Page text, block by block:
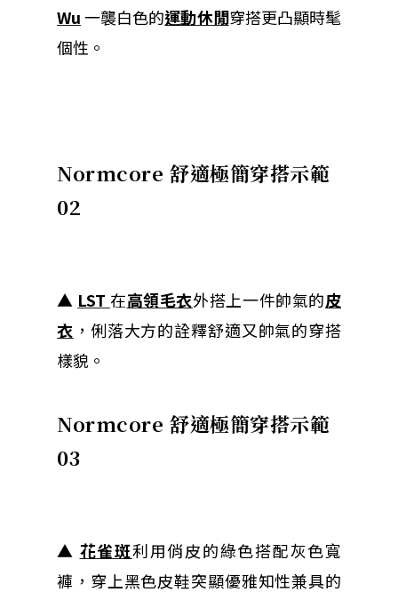
Wu一襲白色的運動休閒穿搭更凸顯時髦
個性。
Normcore 舒適極簡穿搭示範
02
▲ LST 在高領毛衣外搭上一件帥氣的皮
衣 ，俐落大方的詮釋舒適又帥氣的穿搭
樣貌。
Normcore 舒適極簡穿搭示範
03
▲ 花雀斑利用俏皮的綠色搭配灰色寬
褲，穿上黑色皮鞋突顯優雅知性兼具的